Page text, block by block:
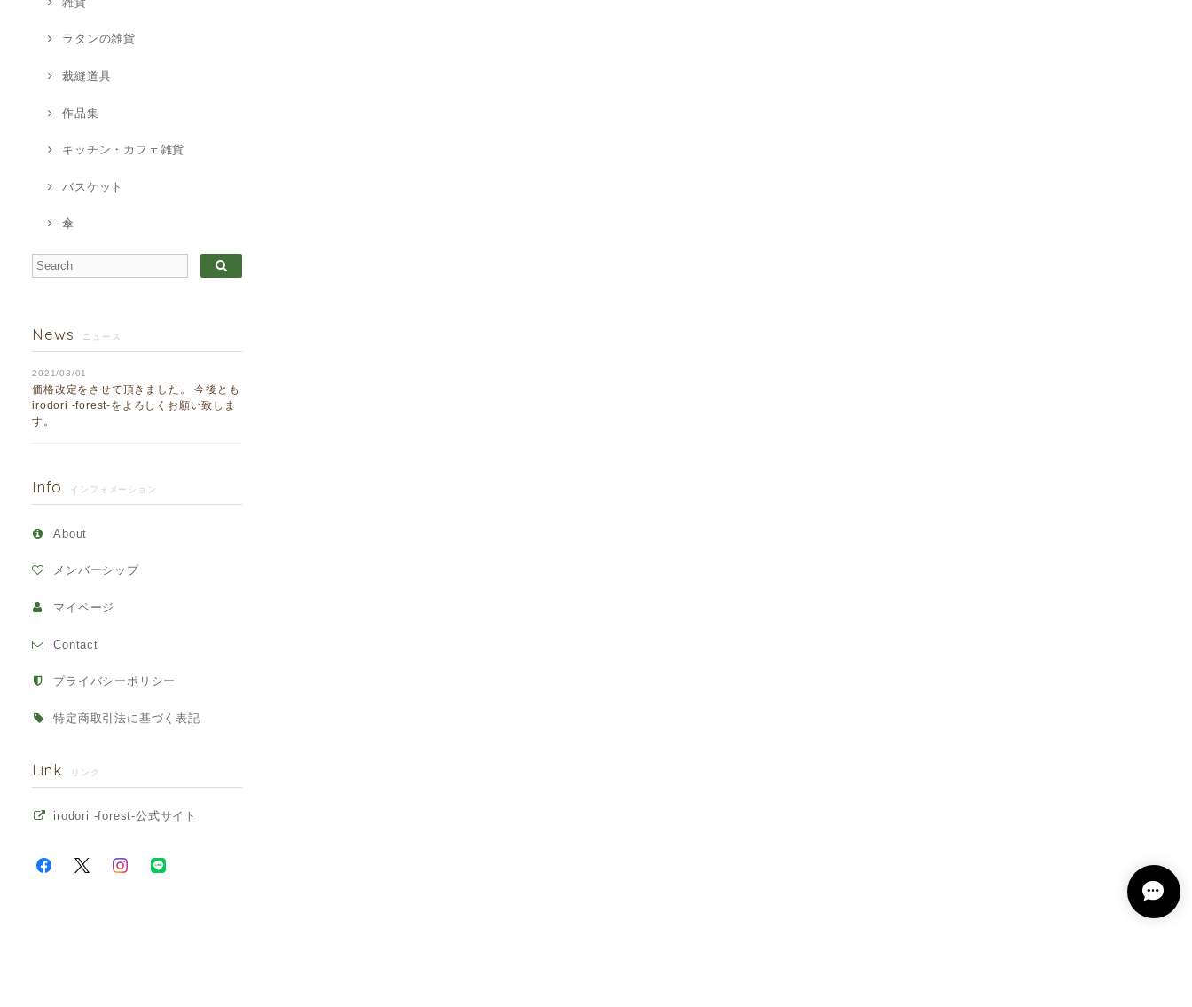
ラタンの雑貨
裁縫道具
作品集
キッチン・カフェ雑貨
バスケット
傘
News ニュース
2021/03/01
価格改定をさせて頂きました。 今後とも
irodori -forest-をよろしくお願い致しま
す。
Info インフォメーション
About
メンバーシップ
マイページ
Contact
プライバシーポリシー
特定商取引法に基づく表記
Link リンク
irodori -forest-公式サイト